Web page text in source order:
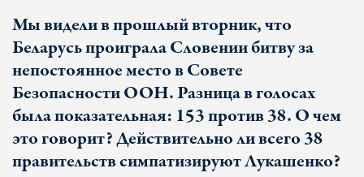
Мы видели в прошлый вторник, что
Беларусь проиграла Словении битву за
непостоянное место в Совете
Безопасности ООН. Разница в голосах
была показательная: 153 против 38. О чем
это говорит? Действительно ли всего 38
правительств симпатизируют Лукашенко?